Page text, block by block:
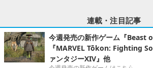
連載・注目記事
今週発売の新作ゲーム『Beast
『MARVEL Tōkon: Fighting
ァンタジーXIV』他